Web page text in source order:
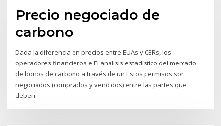
Precio negociado de
carbono
Dada la diferencia en precios entre EUAs y CERs, los
operadores financieros e El análisis estadístico del mercado
de bonos de carbono a través de un Estos permisos son
negociados (comprados y vendidos) entre las partes que
deben